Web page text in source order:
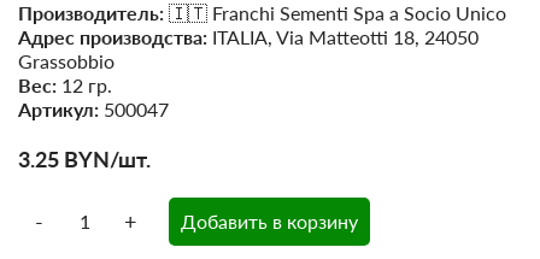
Производитель: 🇮🇹 Franchi Sementi Spa a Socio Unico
Адрес производства: ITALIA, Via Matteotti 18, 24050
Grassobbio
Вес: 12 гр.
Артикул: 500047
3.25 BYN/шт.
- + Добавить в корзину